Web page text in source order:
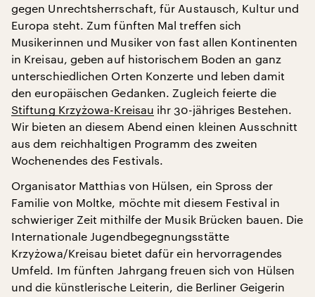
gegen Unrechtsherrschaft, für Austausch, Kultur und
Europa steht. Zum fünften Mal treffen sich
Musikerinnen und Musiker von fast allen Kontinenten
in Kreisau, geben auf historischem Boden an ganz
unterschiedlichen Orten Konzerte und leben damit
den europäischen Gedanken. Zugleich feierte die
Stiftung Krzyżowa-Kreisau ihr 30-jähriges Bestehen.
Wir bieten an diesem Abend einen kleinen Ausschnitt
aus dem reichhaltigen Programm des zweiten
Wochenendes des Festivals.
Organisator Matthias von Hülsen, ein Spross der
Familie von Moltke, möchte mit diesem Festival in
schwieriger Zeit mithilfe der Musik Brücken bauen. Die
Internationale Jugendbegegnungsstätte
Krzyżowa/Kreisau bietet dafür ein hervorragendes
Umfeld. Im fünften Jahrgang freuen sich von Hülsen
und die künstlerische Leiterin, die Berliner Geigerin